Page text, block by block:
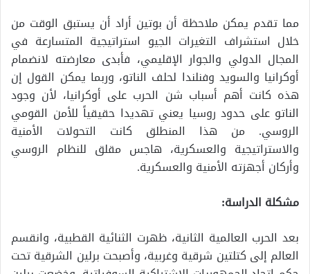
مما تقدم يمكن ملاحظة أن بوتين أراد أن يستبق الوقت من
خلال استشراف التغيرات الجيو استراتيجية المتسارعة في
المجال الدولي والجوار الإقليمي، فأبدى معارضته لانضمام
أوكرانيا والسويد وفنلندا لحلف الناتو، وربما يمكن القول إن
هذه كانت أهم أسباب شن الحرب على أوكرانيا، لأن وجود
الناتو على حدود روسيا يعني تهديدا حقيقياً للأمن القومي
الروسي. من هذا المنطلق كانت التحولات الأمنية
والاستراتيجية والعسكرية، هاجس مقلق للنظام الروسي
وأركان أجهزته الأمنية والعسكرية.
مشكلة الدراسة:
بعد الحرب العالمية الثانية، ظهرت الثنائية القطبية، وانقسم
العالم إلى كتلتين شرقية وغربية، وأصبحت برلين الشرقية تحت